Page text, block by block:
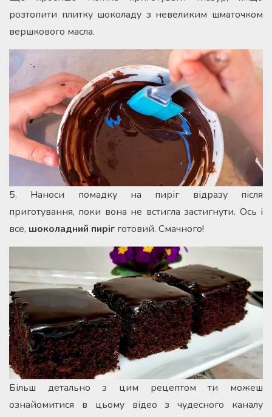
розтопити плитку шоколаду з невеликим шматочком
вершкового масла.
5. Наноси помадку на пиріг відразу після
приготування, поки вона не встигла застигнути. Ось і
все, шоколадний пиріг готовий. Смачного!
Більш детально з цим рецептом ти можеш
ознайомитися в цьому відео з чудесного каналу